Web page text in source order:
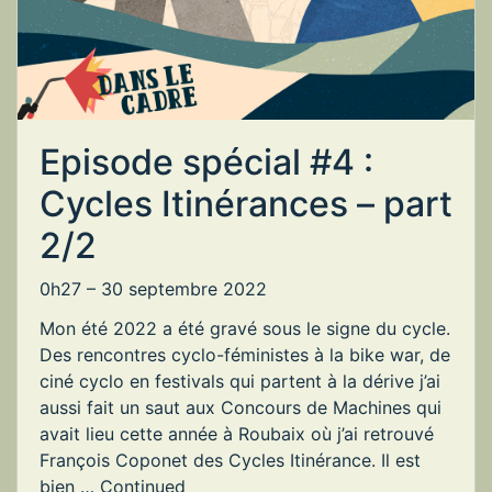
Episode spécial #4 :
Cycles Itinérances – part
2/2
0h27 – 30 septembre 2022
Mon été 2022 a été gravé sous le signe du cycle.
Des rencontres cyclo-féministes à la bike war, de
ciné cyclo en festivals qui partent à la dérive j’ai
aussi fait un saut aux Concours de Machines qui
avait lieu cette année à Roubaix où j’ai retrouvé
François Coponet des Cycles Itinérance. Il est
bien … Continued